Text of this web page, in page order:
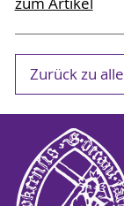
Zurück zu